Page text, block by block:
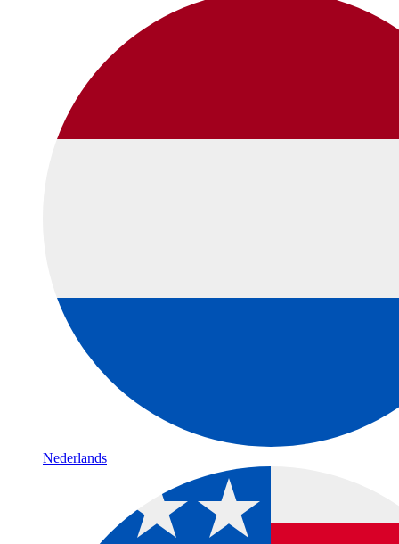
Nederlands